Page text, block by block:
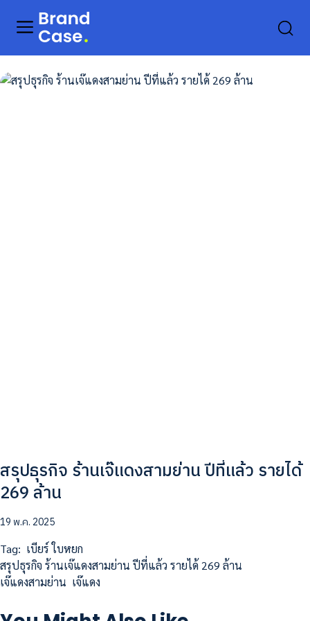
สรุปธุรกิจ ร้านเจ๊แดงสามย่าน ปีที่แล้ว รายได้
269 ล้าน
19 พ.ค. 2025
Tag: เบียร์ ใบหยก
สรุปธุรกิจ ร้านเจ๊แดงสามย่าน ปีที่แล้ว รายได้ 269 ล้าน
เจ๊แดงสามย่าน เจ๊แดง